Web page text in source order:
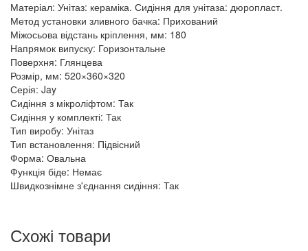
Матеріал: Унітаз: кераміка. Сидіння для унітаза: дюропласт.
Метод установки зливного бачка: Прихований
Міжосьова відстань кріплення, мм: 180
Напрямок випуску: Горизонтальне
Поверхня: Глянцева
Розмір, мм: 520×360×320
Серія: Jay
Сидіння з мікроліфтом: Так
Сидіння у комплекті: Так
Тип виробу: Унітаз
Тип встановлення: Підвісний
Форма: Овальна
Функція біде: Немає
Швидкознімне з'єднання сидіння: Так
Схожі товари